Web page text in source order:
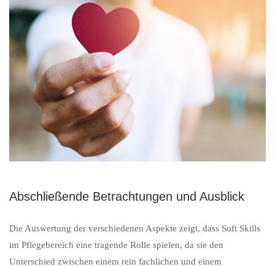
Abschließende Betrachtungen und Ausblick
Die Auswertung der verschiedenen Aspekte zeigt, dass Soft Skills
im Pflegebereich eine tragende Rolle spielen, da sie den
Unterschied zwischen einem rein fachlichen und einem